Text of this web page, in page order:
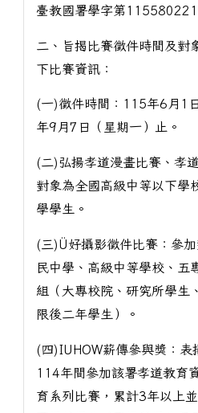
臺教國署學字第
二、旨揭比賽徵件時間及對
下比賽資訊：
(一)徵件時間：115年6月1
年9月7日（星期一）止。
(二)弘揚孝道漫畫比賽、孝
對象為全國高級中等以下學
學學生。
(三)Ü好攝影徵件比賽：參
民中學、高級中等學校、五
組（大專校院、研究所學生
限後二年學生）。
(四)IUHOW薪傳參與獎：表
114年間參加該署孝道教育
育系列比賽，累計3年以上